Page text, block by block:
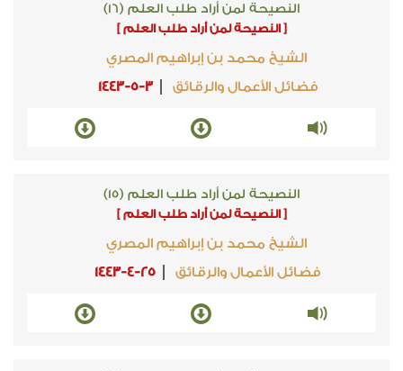
النصيحة لمن أراد طلب العلم (16)
[ النصيحة لمن أراد طلب العلم ]
الشيخ محمد بن إبراهيم المصري
فضائل الأعمال والرقائق
1443-5-3
النصيحة لمن أراد طلب العلم (15)
[ النصيحة لمن أراد طلب العلم ]
الشيخ محمد بن إبراهيم المصري
فضائل الأعمال والرقائق
1443-4-25